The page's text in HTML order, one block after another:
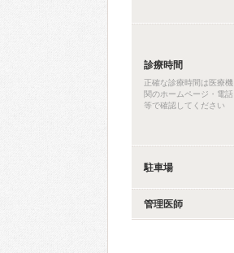
診療時間
正確な診療時間は医療機
関のホームページ・電話
等で確認してください
駐車場
管理医師